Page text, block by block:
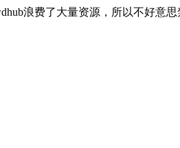
浪费了大量资源，所以不好意